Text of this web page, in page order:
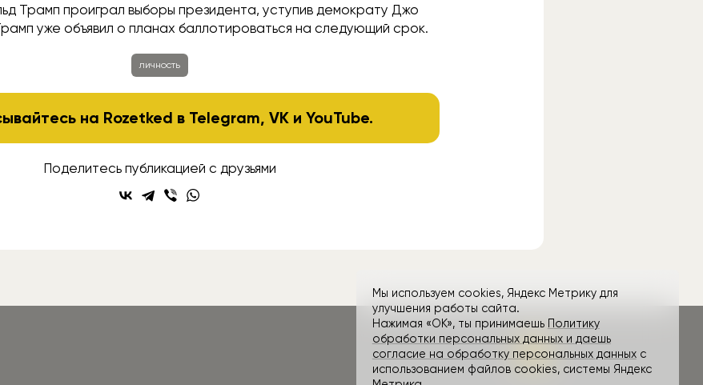
Трамп проиграл выборы президента, уступив демократу Джо
уже объявил о планах баллотироваться на следующий срок.
личность
на Rozetked в Telegram,VK иYouTube.
Поделитесь публикацией с друзьями
Мы используем cookies, Яндекс Метрику для
улучшения работы сайта.
Нажимая «ОК», ты принимаешь Политику
обработки персональных данных и даешь
согласие на обработку персональных данныхс
использованием файлов cookies, системы Яндекс